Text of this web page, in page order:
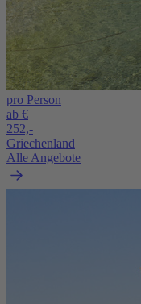
pro Person
ab €
252,-
Griechenland
Alle Angebote